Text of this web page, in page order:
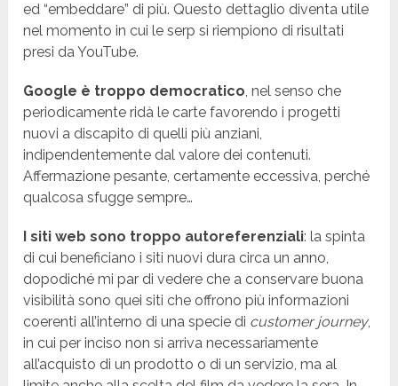
ed “embeddare” di più. Questo dettaglio diventa utile
nel momento in cui le serp si riempiono di risultati
presi da YouTube.
Google è troppo democratico, nel senso che
periodicamente ridà le carte favorendo i progetti
nuovi a discapito di quelli più anziani,
indipendentemente dal valore dei contenuti.
Affermazione pesante, certamente eccessiva, perché
qualcosa sfugge sempre…
I siti web sono troppo autoreferenziali: la spinta
di cui beneficiano i siti nuovi dura circa un anno,
dopodiché mi par di vedere che a conservare buona
visibilità sono quei siti che offrono più informazioni
coerenti all’interno di una specie di customer journey,
in cui per inciso non si arriva necessariamente
all’acquisto di un prodotto o di un servizio, ma al